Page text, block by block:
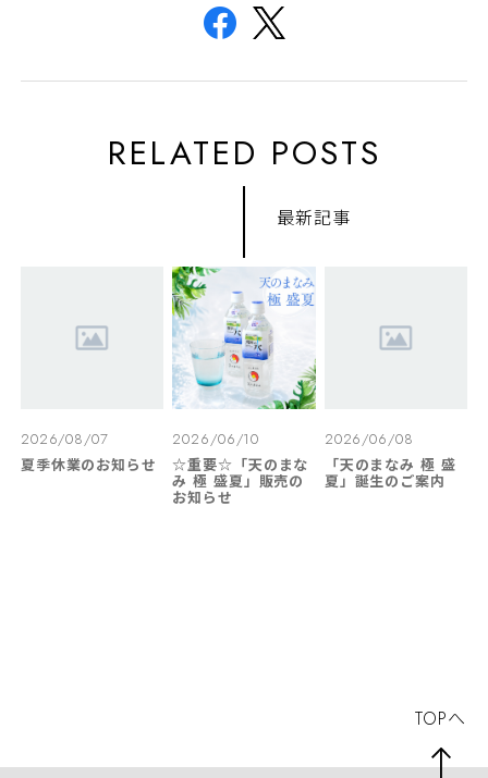
RELATED POSTS
最新記事
2026/08/07
夏季休業のお知らせ
2026/06/10
☆重要☆「天のまな
み 極 盛夏」販売の
お知らせ
2026/06/08
「天のまなみ 極 盛
夏」誕生のご案内
TOPへ